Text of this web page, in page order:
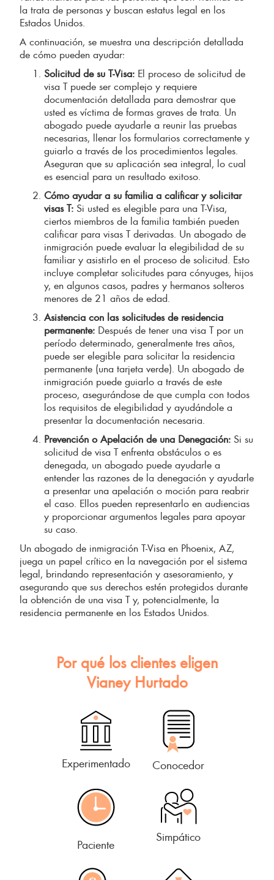
la trata de personas y buscan estatus legal en los
Estados Unidos.
A continuación, se muestra una descripción detallada
de cómo pueden ayudar:
Solicitud de su T-Visa: El proceso de solicitud de
visa T puede ser complejo y requiere
documentación detallada para demostrar que
usted es víctima de formas graves de trata. Un
abogado puede ayudarle a reunir las pruebas
necesarias, llenar los formularios correctamente y
guiarlo a través de los procedimientos legales.
Aseguran que su aplicación sea integral, lo cual
es esencial para un resultado exitoso.
Cómo ayudar a su familia a calificar y solicitar
visas T: Si usted es elegible para una T-Visa,
ciertos miembros de la familia también pueden
calificar para visas T derivadas. Un abogado de
inmigración puede evaluar la elegibilidad de su
familiar y asistirlo en el proceso de solicitud. Esto
incluye completar solicitudes para cónyuges, hijos
y, en algunos casos, padres y hermanos solteros
menores de 21 años de edad.
Asistencia con las solicitudes de residencia
permanente: Después de tener una visa T por un
período determinado, generalmente tres años,
puede ser elegible para solicitar la residencia
permanente (una tarjeta verde). Un abogado de
inmigración puede guiarlo a través de este
proceso, asegurándose de que cumpla con todos
los requisitos de elegibilidad y ayudándole a
presentar la documentación necesaria.
Prevención o Apelación de una Denegación: Si su
solicitud de visa T enfrenta obstáculos o es
denegada, un abogado puede ayudarle a
entender las razones de la denegación y ayudarle
a presentar una apelación o moción para reabrir
el caso. Ellos pueden representarlo en audiencias
y proporcionar argumentos legales para apoyar
su caso.
Un abogado de inmigración T-Visa en Phoenix, AZ,
juega un papel crítico en la navegación por el sistema
legal, brindando representación y asesoramiento, y
asegurando que sus derechos estén protegidos durante
la obtención de una visa T y, potencialmente, la
residencia permanente en los Estados Unidos.
Por qué los clientes eligen
Vianey Hurtado
Experimentado Conocedor
Paciente
Simpático